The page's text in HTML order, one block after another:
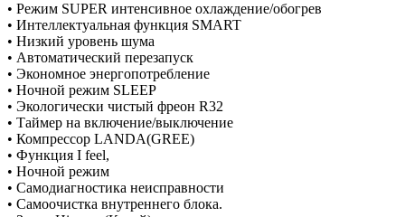
• Режим SUPER интенсивное охлаждение/обогрев
• Интеллектуальная функция SMART
• Низкий уровень шума
• Автоматический перезапуск
• Экономное энергопотребление
• Ночной режим SLEEP
• Экологически чистый фреон R32
• Таймер на включение/выключение
• Компрессор LANDA(GREE)
• Функция I feel,
• Ночной режим
• Самодиагностика неисправности
• Самоочистка внутреннего блока.